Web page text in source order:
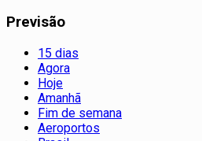
Previsão
15 dias
Agora
Hoje
Amanhã
Fim de semana
Aeroportos